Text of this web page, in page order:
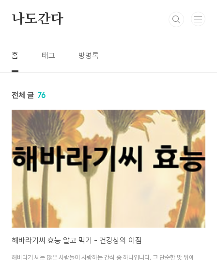
나도간다
홈 태그 방명록
전체 글 76
해바라기씨 효능 알고 먹기 - 건강상의 이점
해바라기 씨는 많은 사람들이 사랑하는 간식 중 하나입니다. 그 단순한 맛 뒤에